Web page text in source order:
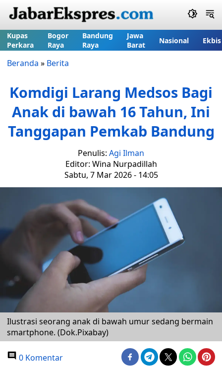
Kupas
Perkara
Bogor
Raya
Bandung
Raya
Jawa
Barat
Nasional Ekbis
Beranda » Berita
Komdigi Larang Medsos Bagi
Anak di bawah 16 Tahun, Ini
Tanggapan Pemkab Bandung
Penulis: Agi Ilman
Editor: Wina Nurpadillah
Sabtu, 7 Mar 2026 - 14:05
Ilustrasi seorang anak di bawah umur sedang bermain
smartphone. (Dok.Pixabay)
0 Komentar